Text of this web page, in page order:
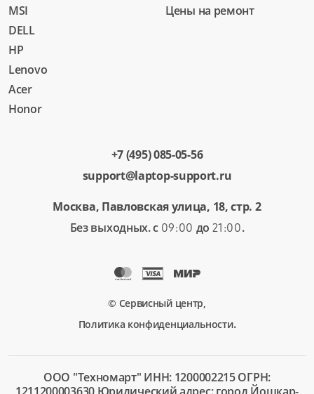
MSI
DELL
HP
Lenovo
Acer
Honor
Цены на ремонт
+7 (495) 085-05-56
support@laptop-support.ru
Москва, Павловская улица, 18, стр. 2
Без выходных. с 09:00 до 21:00.
© Сервисный центр,
Политика конфиденциальности.
ООО "Техномарт" ИНН: 1200002215 ОГРН: